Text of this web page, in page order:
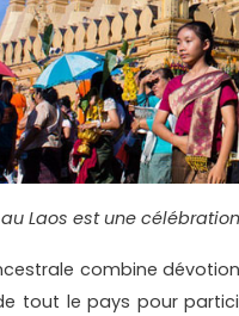
Laos est une
combine
tout le pays pour